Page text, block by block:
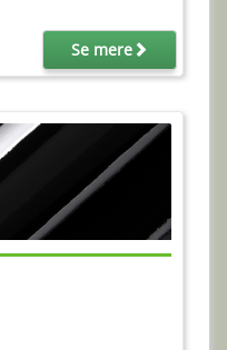
Se mere